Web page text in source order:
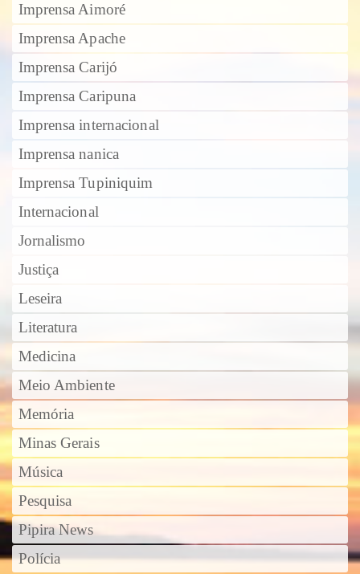
Imprensa Aimoré
Imprensa Apache
Imprensa Carijó
Imprensa Caripuna
Imprensa internacional
Imprensa nanica
Imprensa Tupiniquim
Internacional
Jornalismo
Justiça
Leseira
Literatura
Medicina
Meio Ambiente
Memória
Minas Gerais
Música
Pesquisa
Pipira News
Polícia